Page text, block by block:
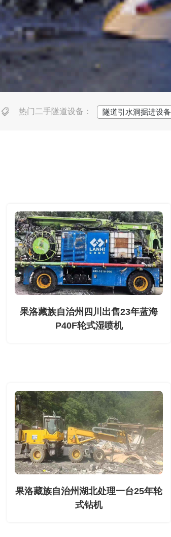
热门二手隧道设备： 隧道引水洞掘进设备
果洛藏族自治州四川出售23年蓝海
P40F轮式湿喷机
果洛藏族自治州湖北处理一台25年轮
式钻机